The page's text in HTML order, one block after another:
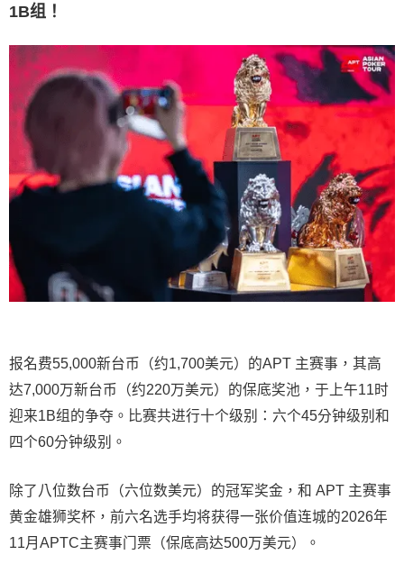
1B组！
报名费55,000新台币（约1,700美元）的APT 主赛事，其高
达7,000万新台币（约220万美元）的保底奖池，于上午11时
迎来1B组的争夺。比赛共进行十个级别：六个45分钟级别和
四个60分钟级别。
除了八位数台币（六位数美元）的冠军奖金，和 APT 主赛事
黄金雄狮奖杯，前六名选手均将获得一张价值连城的2026年
11月APTC主赛事门票（保底高达500万美元）。